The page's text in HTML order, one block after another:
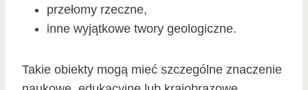
przełomy rzeczne,
inne wyjątkowe twory geologiczne.
Takie obiekty mogą mieć szczególne znaczenie